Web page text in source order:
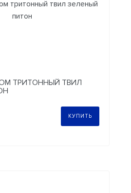
ТРИТОННЫЙ ТВИЛ
КУПИТЬ